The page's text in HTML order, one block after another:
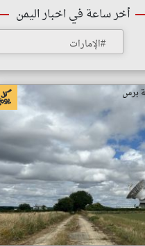
أخر ساعة في اخبار اليمن
#الإمارات
برس